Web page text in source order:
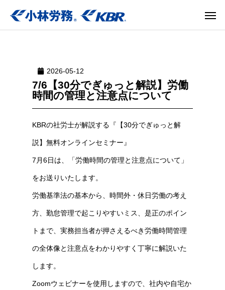
2026-05-12
7/6【30分でぎゅっと解説】労働
時間の管理と注意点について
KBRの社労士が解説する『【30分でぎゅっと解
説】無料オンラインセミナー』
7月6日は、「労働時間の管理と注意点について」
をお送りいたします。
労働基準法の基本から、時間外・休日労働の考え
方、勤怠管理で起こりやすいミス、是正のポイン
トまで、実務担当者が押さえるべき労働時間管理
の全体像と注意点をわかりやすく丁寧に解説いた
します。
Zoomウェビナーを使用しますので、社内や自宅か